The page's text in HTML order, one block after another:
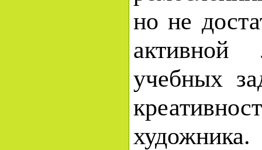
но не
активной
учебных
художника.